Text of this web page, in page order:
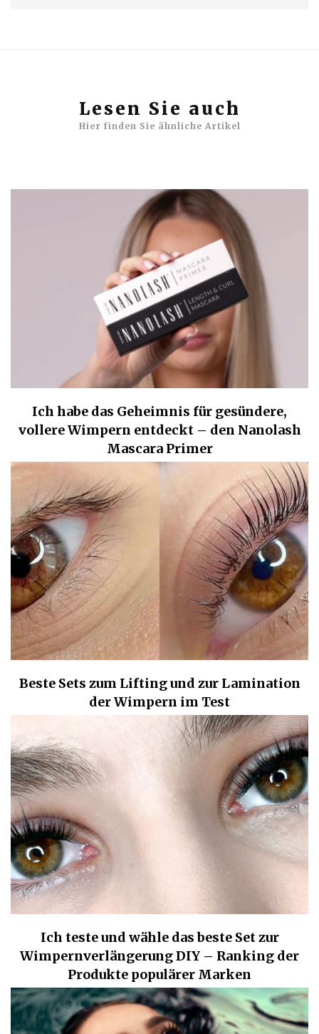
Lesen Sie auch
Hier finden Sie ähnliche Artikel
Ich habe das Geheimnis für gesündere,
vollere Wimpern entdeckt – den Nanolash
Mascara Primer
Beste Sets zum Lifting und zur Lamination
der Wimpern im Test
Ich teste und wähle das beste Set zur
Wimpernverlängerung DIY – Ranking der
Produkte populärer Marken